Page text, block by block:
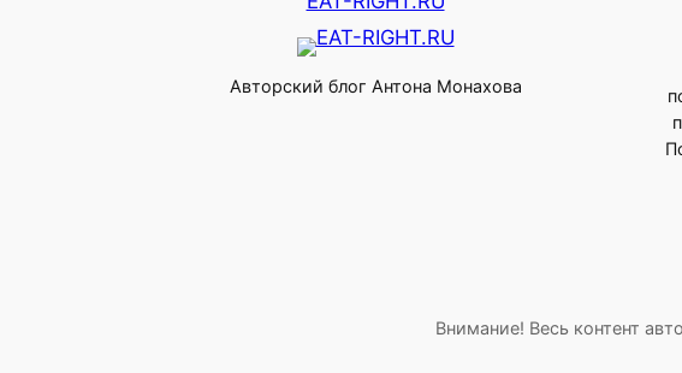
Авторский блог Антона Монахова
Внимание! Весь контент